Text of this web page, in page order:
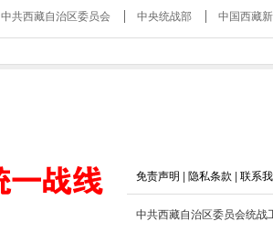
中共西藏自治区委员会 中央统战部 中国西藏
免责声明 隐私条款 联系
中共西藏自治区委员会统